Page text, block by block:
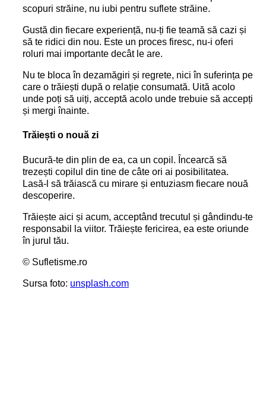
scopuri străine, nu iubi pentru suflete străine.
Gustă din fiecare experiență, nu-ți fie teamă să cazi și
să te ridici din nou. Este un proces firesc, nu-i oferi
roluri mai importante decât le are.
Nu te bloca în dezamăgiri și regrete, nici în suferința pe
care o trăiești după o relație consumată. Uită acolo
unde poți să uiți, acceptă acolo unde trebuie să accepți
și mergi înainte.
Trăiești o nouă zi
Bucură-te din plin de ea, ca un copil. Încearcă să
trezești copilul din tine de câte ori ai posibilitatea.
Lasă-l să trăiască cu mirare și entuziasm fiecare nouă
descoperire.
Trăiește aici și acum, acceptând trecutul și gândindu-te
responsabil la viitor. Trăiește fericirea, ea este oriunde
în jurul tău.
© Sufletisme.ro
Sursa foto: unsplash.com